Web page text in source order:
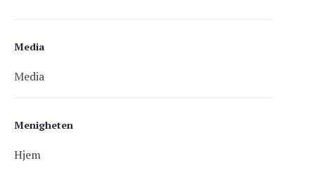
Menigheten
Hjem
Media
Media